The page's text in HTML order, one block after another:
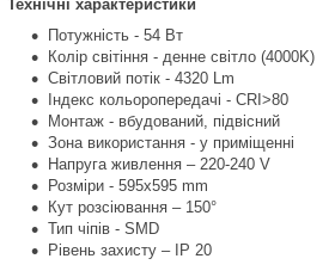
Технічні характеристики
Потужність - 54 Вт
Колір світіння - денне світло (4000K)
Світловий потік - 4320 Lm
Індекс кольоропередачі - CRI>80
Монтаж - вбудований, підвісний
Зона використання - у приміщенні
Напруга живлення – 220-240 V
Розміри - 595х595 mm
Кут розсіювання – 150°
Тип чіпів - SMD
Рівень захисту – IP 20